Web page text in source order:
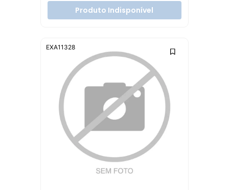
Produto Indisponível
EXA11328